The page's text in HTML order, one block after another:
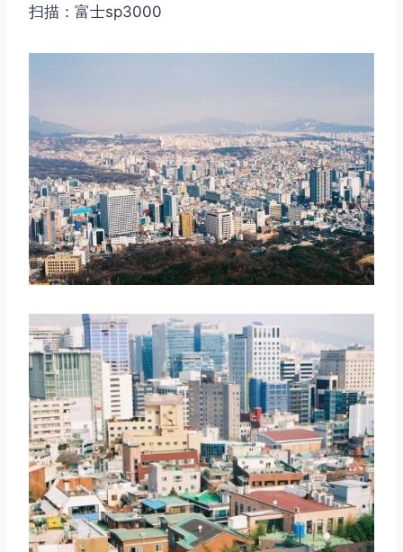
扫描：富士sp3000